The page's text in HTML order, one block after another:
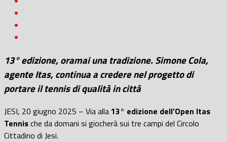
13° edizione, oramai una tradizione. Simone Cola,
agente Itas, continua a credere nel progetto di
portare il tennis di qualità in città
JESI, 20 giugno 2025 – Via alla13° edizione dell’Open Itas
Tennische da domani si giocherà sui tre campi del Circolo
Cittadino di Jesi.